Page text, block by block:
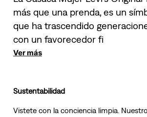
más que una prenda, es un
que ha trascendido
con un favorecedor fi
Ver más
Sustentabilidad
Vistete con la conciencia limpia.